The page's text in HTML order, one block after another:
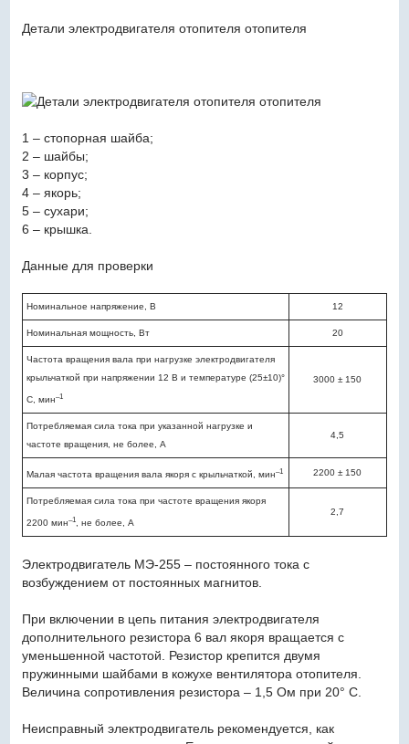
Детали электродвигателя отопителя отопителя
1 – стопорная шайба;
2 – шайбы;
3 – корпус;
4 – якорь;
5 – сухари;
6 – крышка.
Данные для проверки
Номинальное напряжение, В 12
Номинальная мощность, Вт 20
Частота вращения вала при нагрузке электродвигателя
крыльчаткой при напряжении 12 В и температуре (25±10)°
С, мин–1
3000 ± 150
Потребляемая сила тока при указанной нагрузке и
частоте вращения, не более, А
4,5
Малая частота вращения вала якоря с крыльчаткой, мин–1 2200 ± 150
Потребляемая сила тока при частоте вращения якоря
2200 мин–1, не более, А
2,7
Электродвигатель МЭ-255 – постоянного тока с
возбуждением от постоянных магнитов.
При включении в цепь питания электродвигателя
дополнительного резистора 6 вал якоря вращается с
уменьшенной частотой. Резистор крепится двумя
пружинными шайбами в кожухе вентилятора отопителя.
Величина сопротивления резистора – 1,5 Ом при 20° С.
Неисправный электродвигатель рекомендуется, как